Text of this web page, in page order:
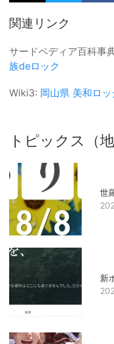
関連リンク
サードペディア百科事
族deロック
Wiki3: 岡山県 美和ロッ
トピックス（地
世
新